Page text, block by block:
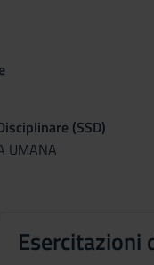
(SSD)
UMANA
Esercitazioni